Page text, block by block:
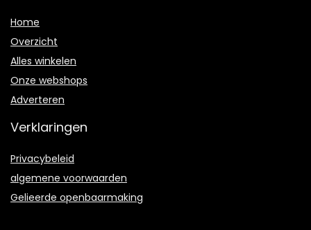
Home
Overzicht
Alles winkelen
Onze webshops
Adverteren
Verklaringen
Privacybeleid
algemene voorwaarden
Gelieerde openbaarmaking